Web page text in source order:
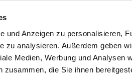
und Anzeigen zu personalisieren,
zu analysieren. Außerdem geben
Medien, Werbung und Analysen
zusammen, die Sie ihnen
Datenschutz|Impressum|
© Trockenausbau